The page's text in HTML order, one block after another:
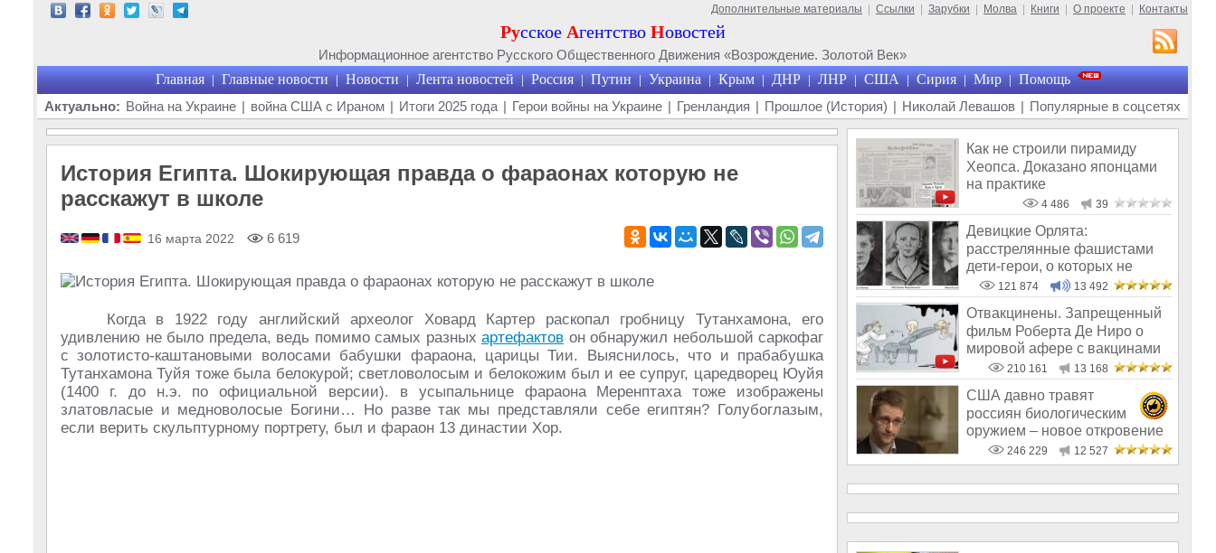
Дополнительные материалы Ссылки Зарубки Молва Книги О проекте Контакты
Русское Агентство Новостей
Информационное агентство Русского Общественного Движения «Возрождение. Золотой Век»
Главная | Главные новости | Новости | Лента новостей | Россия | Путин | Украина | Крым | ДНР | ЛНР | США | Сирия | Мир | Помощь
Актуально: Война на Украине | война США с Ираном | Итоги 2025 года | Герои войны на Украине | Гренландия | Прошлое (История) | Николай Левашов | Популярные в соцсетях
История Египта. Шокирующая правда о фараонах которую не
расскажут в школе
16 марта 2022 6 619
Когда в 1922 году английский археолог Ховард Картер раскопал гробницу Тутанхамона, его
удивлению не было предела, ведь помимо самых разных артефактов он обнаружил небольшой саркофаг
с золотисто-каштановыми волосами бабушки фараона, царицы Тии. Выяснилось, что и прабабушка
Тутанхамона Туйя тоже была белокурой; светловолосым и белокожим был и ее супруг, царедворец Юуйя
(1400 г. до н.э. по официальной версии). в усыпальнице фараона Меренптаха тоже изображены
златовласые и медноволосые Богини… Но разве так мы представляли себе египтян? Голубоглазым,
если верить скульптурному портрету, был и фараон 13 династии Хор.
Как не строили пирамиду
Хеопса. Доказано японцами
на практике
4 486 39
Девицкие Орлята:
расстрелянные фашистами
дети-герои, о которых не
рассказывают в шк
121 874 13 492
Отвакцинены. Запрещенный
фильм Роберта Де Ниро о
мировой афере с вакцинами
210 161 13 168
США давно травят
россиян биологическим
оружием – новое откровение
Эдварда Сноудена
246 229 12 527